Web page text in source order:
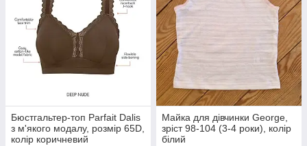
Бюстгальтер-топ Parfait Dalis
з м'якого модалу, розмір 65D,
колір коричневий
Майка для дівчинки George,
зріст 98-104 (3-4 роки), колір
білий